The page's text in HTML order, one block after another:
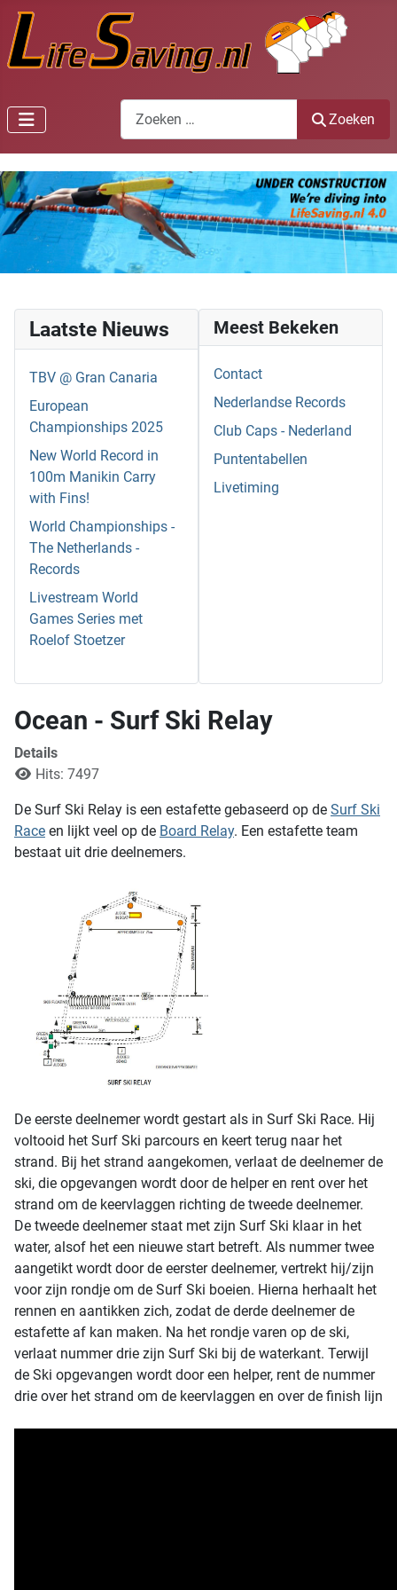
Zoeken
Zoeken
Laatste Nieuws
TBV @ Gran Canaria
European
Championships 2025
New World Record in
100m Manikin Carry
with Fins!
World Championships -
The Netherlands -
Records
Livestream World
Games Series met
Roelof Stoetzer
Meest Bekeken
Contact
Nederlandse Records
Club Caps - Nederland
Puntentabellen
Livetiming
Ocean - Surf Ski Relay
Details
Hits: 7497
De Surf Ski Relay is een estafette gebaseerd op de Surf Ski
Race en lijkt veel op de Board Relay. Een estafette team
bestaat uit drie deelnemers.
De eerste deelnemer wordt gestart als in Surf Ski Race. Hij
voltooid het Surf Ski parcours en keert terug naar het
strand. Bij het strand aangekomen, verlaat de deelnemer de
ski, die opgevangen wordt door de helper en rent over het
strand om de keervlaggen richting de tweede deelnemer.
De tweede deelnemer staat met zijn Surf Ski klaar in het
water, alsof het een nieuwe start betreft. Als nummer twee
aangetikt wordt door de eerster deelnemer, vertrekt hij/zijn
voor zijn rondje om de Surf Ski boeien. Hierna herhaalt het
rennen en aantikken zich, zodat de derde deelnemer de
estafette af kan maken. Na het rondje varen op de ski,
verlaat nummer drie zijn Surf Ski bij de waterkant. Terwijl
de Ski opgevangen wordt door een helper, rent de nummer
drie over het strand om de keervlaggen en over de finish lijn